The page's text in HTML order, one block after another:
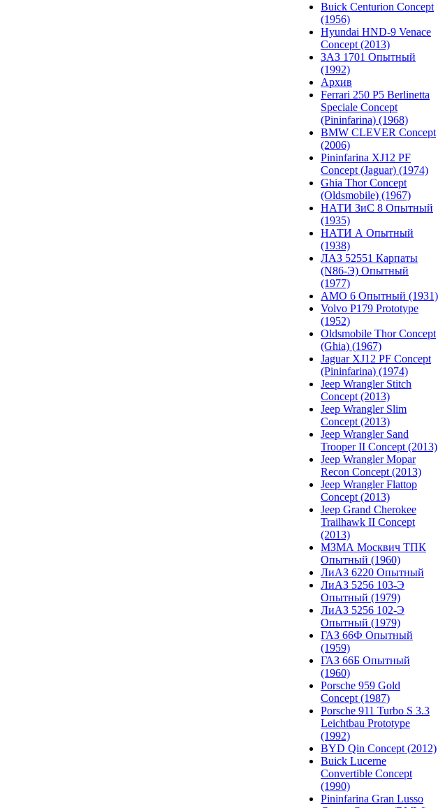
Buick Centurion Concept
(1956)
Hyundai HND-9 Venace
Concept (2013)
ЗАЗ 1701 Опытный
(1992)
Архив
Ferrari 250 P5 Berlinetta
Speciale Concept
(Pininfarina) (1968)
BMW CLEVER Concept
(2006)
Pininfarina XJ12 PF
Concept (Jaguar) (1974)
Ghia Thor Concept
(Oldsmobile) (1967)
НАТИ ЗиС 8 Опытный
(1935)
НАТИ А Опытный
(1938)
ЛАЗ 52551 Карпаты
(N86-Э) Опытный
(1977)
АМО 6 Опытный (1931)
Volvo P179 Prototype
(1952)
Oldsmobile Thor Concept
(Ghia) (1967)
Jaguar XJ12 PF Concept
(Pininfarina) (1974)
Jeep Wrangler Stitch
Concept (2013)
Jeep Wrangler Slim
Concept (2013)
Jeep Wrangler Sand
Trooper II Concept (2013)
Jeep Wrangler Mopar
Recon Concept (2013)
Jeep Wrangler Flattop
Concept (2013)
Jeep Grand Cherokee
Trailhawk II Concept
(2013)
МЗМА Москвич ТПК
Опытный (1960)
ЛиАЗ 6220 Опытный
ЛиАЗ 5256 103-Э
Опытный (1979)
ЛиАЗ 5256 102-Э
Опытный (1979)
ГАЗ 66Ф Опытный
(1959)
ГАЗ 66Б Опытный
(1960)
Porsche 959 Gold
Concept (1987)
Porsche 911 Turbo S 3.3
Leichtbau Prototype
(1992)
BYD Qin Concept (2012)
Buick Lucerne
Convertible Concept
(1990)
Pininfarina Gran Lusso